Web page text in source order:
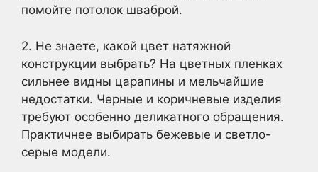
помойте потолок шваброй.
2. Не знаете, какой цвет натяжной
конструкции выбрать? На цветных пленках
сильнее видны царапины и мельчайшие
недостатки. Черные и коричневые изделия
требуют особенно деликатного обращения.
Практичнее выбирать бежевые и светло-
серые модели.